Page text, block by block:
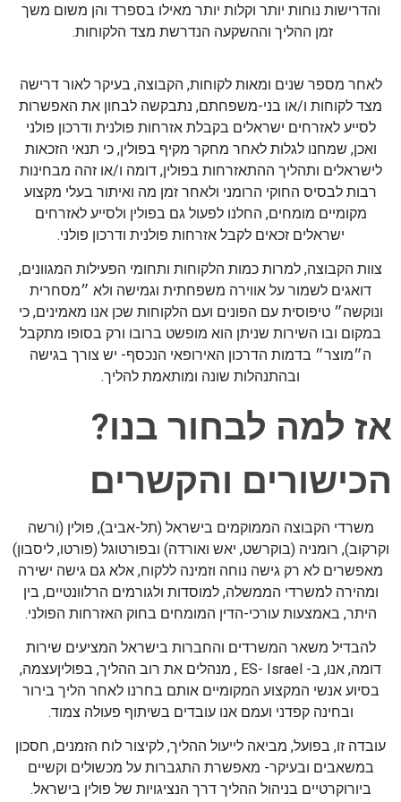
והדרישות נוחות יותר וקלות יותר מאילו בספרד והן משום משך
זמן ההליך וההשקעה הנדרשת מצד הלקוחות.
לאחר מספר שנים ומאות לקוחות, הקבוצה, בעיקר לאור דרישה
מצד לקוחות ו/או בני-משפחתם, נתבקשה לבחון את האפשרות
לסייע לאזרחים ישראלים בקבלת אזרחות פולנית ודרכון פולני
ואכן, שמחנו לגלות לאחר מחקר מקיף בפולין, כי תנאי הזכאות
לישראלים ותהליך ההתאזרחות בפולין, דומה ו/או זהה מבחינות
רבות לבסיס החוקי הרומני ולאחר זמן מה ואיתור בעלי מקצוע
מקומיים מומחים, החלנו לפעול גם בפולין ולסייע לאזרחים
ישראלים זכאים לקבל אזרחות פולנית ודרכון פולני.
צוות הקבוצה, למרות כמות הלקוחות ותחומי הפעילות המגוונים,
דואגים לשמור על אווירה משפחתית וגמישה ולא ״מסחרית
ונוקשה״ טיפוסית עם הפונים ועם הלקוחות שכן אנו מאמינים, כי
במקום ובו השירות שניתן הוא מופשט ברובו ורק בסופו מתקבל
ה״מוצר״ בדמות הדרכון האירופאי הנכסף- יש צורך בגישה
ובהתנהלות שונה ומותאמת להליך.
אז למה לבחור בנו?
הכישורים והקשרים
משרדי הקבוצה הממוקמים בישראל (תל-אביב), פולין (ורשה
וקרקוב), רומניה (בוקרשט, יאש ואורדה) ובפורטוגל (פורטו, ליסבון)
מאפשרים לא רק גישה נוחה וזמינה ללקוח, אלא גם גישה ישירה
ומהירה למשרדי הממשלה, למוסדות ולגורמים הרלוונטיים, בין
היתר, באמצעות עורכי-הדין המומחים בחוק האזרחות הפולני.
להבדיל משאר המשרדים והחברות בישראל המציעים שירות
דומה, אנו, ב- ES- Israel , מנהלים את רוב ההליך, בפוליןעצמה,
בסיוע אנשי המקצוע המקומיים אותם בחרנו לאחר הליך בירור
ובחינה קפדני ועמם אנו עובדים בשיתוף פעולה צמוד.
עובדה זו, בפועל, מביאה לייעול ההליך, לקיצור לוח הזמנים, חסכון
במשאבים ובעיקר- מאפשרת התגברות על מכשולים וקשיים
ביורוקרטיים בניהול ההליך דרך הנציגויות של פולין בישראל.